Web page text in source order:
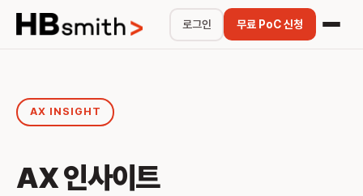
로그인 무료 PoC 신청
AX INSIGHT
AX 인사이트